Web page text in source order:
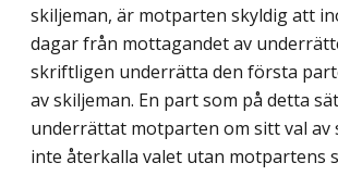
skiljeman, är motparten skyldig att
dagar från mottagandet av
skriftligen underrätta den första
av skiljeman. En part som på detta
underrättat motparten om sitt val av
inte återkalla valet utan motpartens